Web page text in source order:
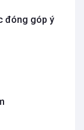
đóng góp ý